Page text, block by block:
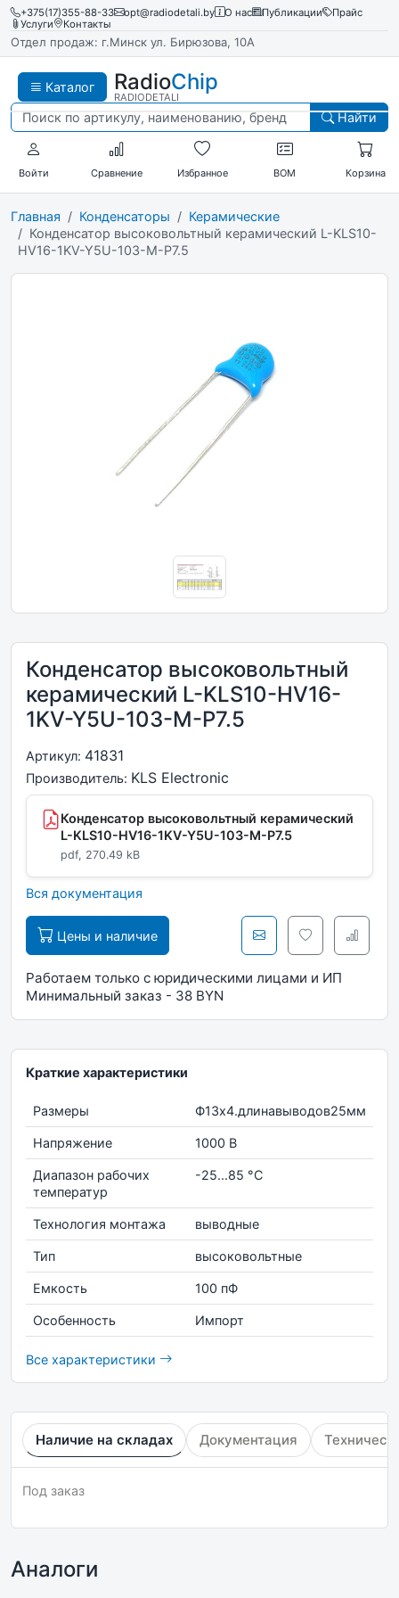
+375(17)355-88-33 opt@radiodetali.by О нас Публикации
Прайс
Услуги
Контакты
Отдел продаж: г.Минск ул. Бирюзова, 10А
Каталог RadioChip
RADIODETALI
Найти
Войти Сравнение Избранное BOM Корзина
Главная Конденсаторы
Керамические
Конденсатор высоковольтный керамический L-KLS10-
HV16-1KV-Y5U-103-M-P7.5
Конденсатор высоковольтный
керамический L-KLS10-HV16-
1KV-Y5U-103-M-P7.5
Артикул: 41831
Производитель: KLS Electronic
Конденсатор высоковольтный керамический
L-KLS10-HV16-1KV-Y5U-103-M-P7.5
pdf, 270.49 kB
Вся документация
Цены и наличие
Работаем только с юридическими лицами и ИП
Минимальный заказ - 38 BYN
Краткие характеристики
Размеры Ф13x4.длинавыводов25мм
Напряжение 1000 В
Диапазон рабочих
температур
-25...85 °С
Технология монтажа выводные
Тип высоковольтные
Емкость 100 пФ
Особенность Импорт
Все характеристики
Наличие на складах Документация
Под заказ
Аналоги